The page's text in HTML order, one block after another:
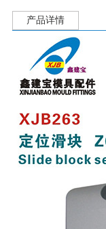
产品详情